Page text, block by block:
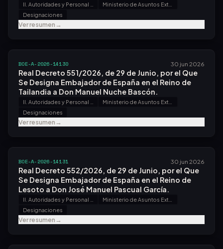
Designaciones
Ver resumen→
BOE-A-2026-14130 30 jun 2026
Real Decreto 551/2026, de 29 de Junio, por el Que
Se Designa Embajador de España en el Reino de
Tailandia a Don Manuel Nuche Bascón.
Designaciones
Ver resumen→
BOE-A-2026-14131 30 jun 2026
Real Decreto 552/2026, de 29 de Junio, por el Que
Se Designa Embajador de España en el Reino de
Lesoto a Don José Manuel Pascual García.
Designaciones
Ver resumen→